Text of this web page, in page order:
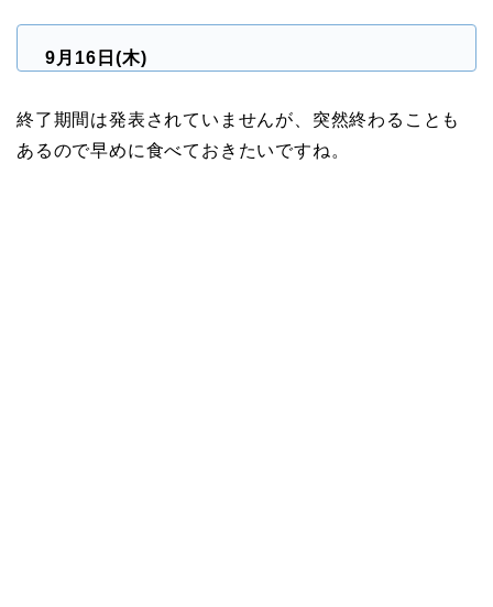
9月16日(木)
終了期間は発表されていませんが、突然終わることも
あるので早めに食べておきたいですね。